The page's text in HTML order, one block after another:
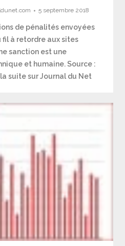
5 septembre 2018
de pénalités envoyées
à retordre aux sites
sanction est une
et humaine. Source :
suite sur Journal du Net